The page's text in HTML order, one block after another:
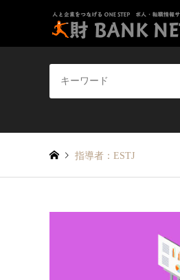
指導者：ESTJ